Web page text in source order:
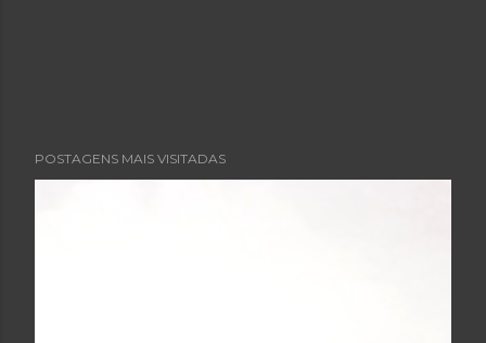
POSTAGENS MAIS VISITADAS